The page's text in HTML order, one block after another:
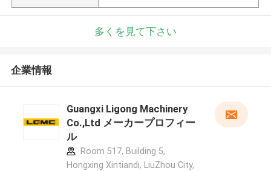
多くを見て下さい
企業情報
Guangxi Ligong Machinery
Co.,Ltd メーカープロフィー
ル
Room 517, Building 5,
Hongxing Xintiandi, LiuZhou City,